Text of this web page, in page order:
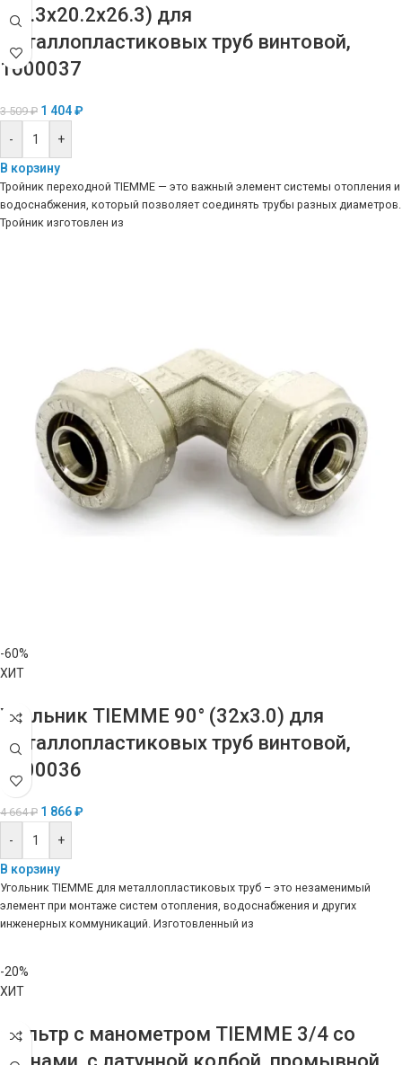
(26.3х20.2х26.3) для
металлопластиковых труб винтовой,
1600037
3 509₽ 1 404₽
-
+
В корзину
Тройник переходной TIEMME — это важный элемент системы отопления и
водоснабжения, который позволяет соединять трубы разных диаметров.
Тройник изготовлен из
-60%
ХИТ
Угольник TIEMME 90° (32х3.0) для
металлопластиковых труб винтовой,
1600036
4 664₽ 1 866₽
-
+
В корзину
Угольник TIEMME для металлопластиковых труб – это незаменимый
элемент при монтаже систем отопления, водоснабжения и других
инженерных коммуникаций. Изготовленный из
-20%
ХИТ
Фильтр с манометром TIEMME 3/4 со